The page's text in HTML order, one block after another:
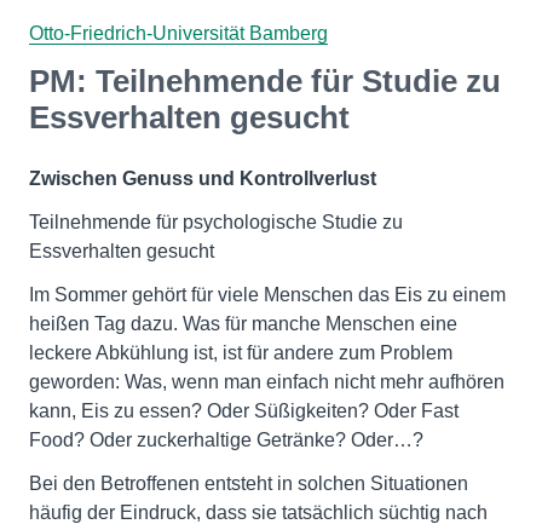
Otto-Friedrich-Universität Bamberg
PM: Teilnehmende für Studie zu
Essverhalten gesucht
Zwischen Genuss und Kontrollverlust
Teilnehmende für psychologische Studie zu
Essverhalten gesucht
Im Sommer gehört für viele Menschen das Eis zu einem
heißen Tag dazu. Was für manche Menschen eine
leckere Abkühlung ist, ist für andere zum Problem
geworden: Was, wenn man einfach nicht mehr aufhören
kann, Eis zu essen? Oder Süßigkeiten? Oder Fast
Food? Oder zuckerhaltige Getränke? Oder…?
Bei den Betroffenen entsteht in solchen Situationen
häufig der Eindruck, dass sie tatsächlich süchtig nach